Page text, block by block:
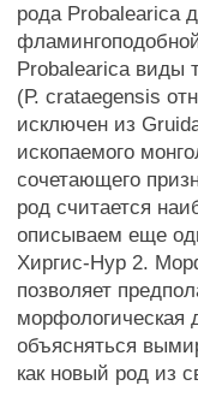
рода Probalearica
Probalearica виды
(Р. crataegensis
исключен из
ископаемого
сочетающего
род считается
описываем еще
Хиргис-Нур 2.
позволяет
морфологическая
объясняться
как новый род из